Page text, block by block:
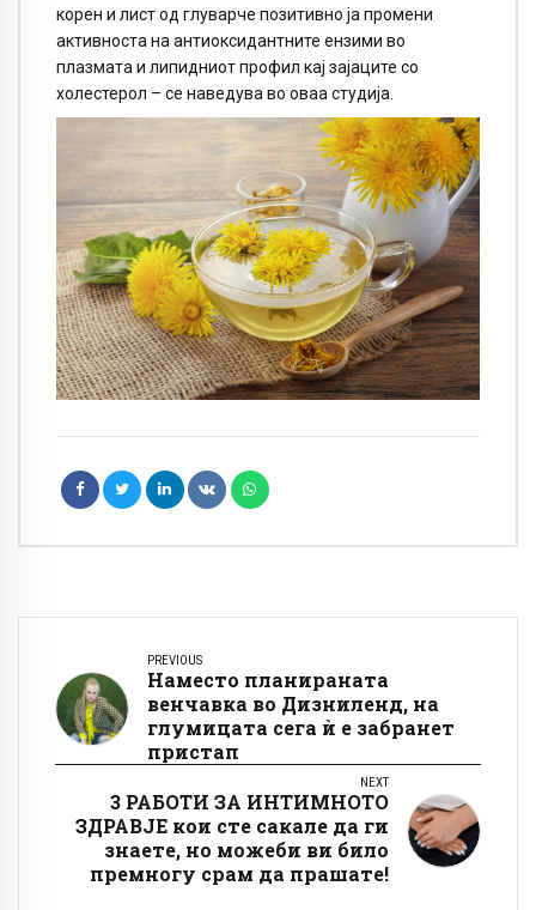
корен и лист од глуварче позитивно ја промени
активноста на антиоксидантните ензими во
плазмата и липидниот профил кај зајаците со
холестерол – се наведува во оваа студија.
PREVIOUS
Наместо планираната
венчавка во Дизниленд, на
глумицата сега ѝ е забранет
пристап
NEXT
3 РАБОТИ ЗА ИНТИМНОТО
ЗДРАВЈЕ кои сте сакале да ги
знаете, но можеби ви било
премногу срам да прашате!